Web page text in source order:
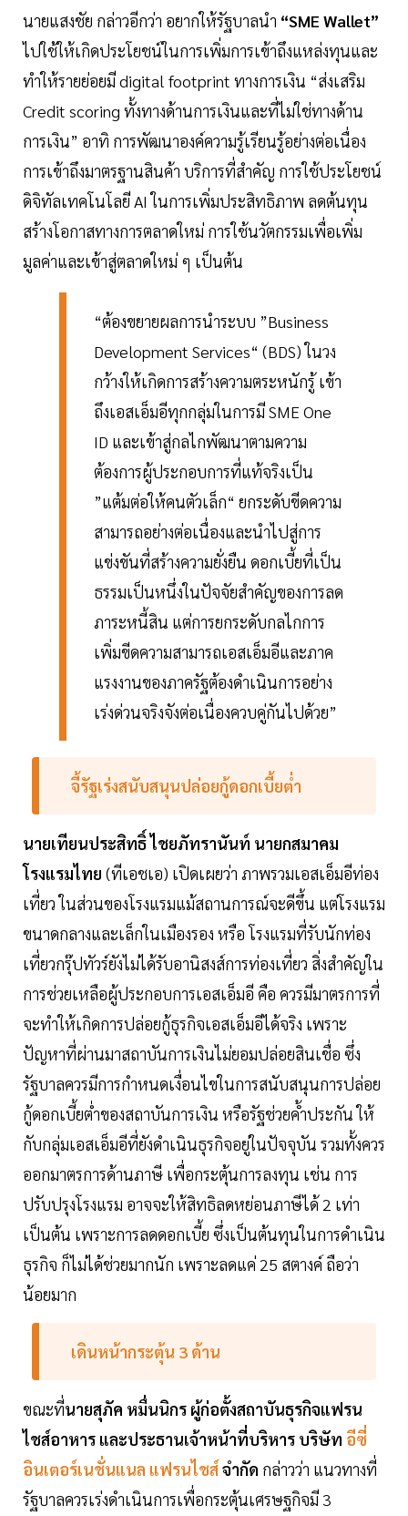
นายแสงชัย กล่าวอีกว่า อยากให้รัฐบาลนำ “SME Wallet”
ไปใช้ให้เกิดประโยชน์ในการเพิ่มการเข้าถึงแหล่งทุนและ
ทำให้รายย่อยมี digital footprint ทางการเงิน “ส่งเสริม
Credit scoring ทั้งทางด้านการเงินและที่ไม่ใช่ทางด้าน
การเงิน” อาทิ การพัฒนาองค์ความรู้เรียนรู้อย่างต่อเนื่อง
การเข้าถึงมาตรฐานสินค้า บริการที่สำคัญ การใช้ประโยชน์
ดิจิทัลเทคโนโลยี AI ในการเพิ่มประสิทธิภาพ ลดต้นทุน
สร้างโอกาสทางการตลาดใหม่ การใช้นวัตกรรมเพื่อเพิ่ม
มูลค่าและเข้าสู่ตลาดใหม่ ๆ เป็นต้น
“ต้องขยายผลการนำระบบ ”Business
Development Services“ (BDS) ในวง
กว้างให้เกิดการสร้างความตระหนักรู้ เข้า
ถึงเอสเอ็มอีทุกกลุ่มในการมี SME One
ID และเข้าสู่กลไกพัฒนาตามความ
ต้องการผู้ประกอบการที่แท้จริงเป็น
”แต้มต่อให้คนตัวเล็ก“ ยกระดับขีดความ
สามารถอย่างต่อเนื่องและนำไปสู่การ
แข่งขันที่สร้างความยั่งยืน ดอกเบี้ยที่เป็น
ธรรมเป็นหนึ่งในปัจจัยสำคัญของการลด
ภาระหนี้สิน แต่การยกระดับกลไกการ
เพิ่มขีดความสามารถเอสเอ็มอีและภาค
แรงงานของภาครัฐต้องดำเนินการอย่าง
เร่งด่วนจริงจังต่อเนื่องควบคู่กันไปด้วย”
จี้รัฐเร่งสนับสนุนปล่อยกู้ดอกเบี้ยต่ำ
นายเทียนประสิทธิ์ ไชยภัทรานันท์ นายกสมาคม
โรงแรมไทย (ทีเอชเอ) เปิดเผยว่า ภาพรวมเอสเอ็มอีท่อง
เที่ยว ในส่วนของโรงแรมแม้สถานการณ์จะดีขึ้น แต่โรงแรม
ขนาดกลางและเล็กในเมืองรอง หรือ โรงแรมที่รับนักท่อง
เที่ยวกรุ๊ปทัวร์ยังไม่ได้รับอานิสงส์การท่องเที่ยว สิ่งสำคัญใน
การช่วยเหลือผู้ประกอบการเอสเอ็มอี คือ ควรมีมาตรการที่
จะทำให้เกิดการปล่อยกู้ธุรกิจเอสเอ็มอีได้จริง เพราะ
ปัญหาที่ผ่านมาสถาบันการเงินไม่ยอมปล่อยสินเชื่อ ซึ่ง
รัฐบาลควรมีการกำหนดเงื่อนไขในการสนับสนุนการปล่อย
กู้ดอกเบี้ยต่ำของสถาบันการเงิน หรือรัฐช่วยค้ำประกัน ให้
กับกลุ่มเอสเอ็มอีที่ยังดำเนินธุรกิจอยู่ในปัจจุบัน รวมทั้งควร
ออกมาตรการด้านภาษี เพื่อกระตุ้นการลงทุน เช่น การ
ปรับปรุงโรงแรม อาจจะให้สิทธิลดหย่อนภาษีได้ 2 เท่า
เป็นต้น เพราะการลดดอกเบี้ย ซึ่งเป็นต้นทุนในการดำเนิน
ธุรกิจ ก็ไม่ได้ช่วยมากนัก เพราะลดแค่ 25 สตางค์ ถือว่า
น้อยมาก
เดินหน้ากระตุ้น 3 ด้าน
ขณะที่นายสุภัค หมื่นนิกร ผู้ก่อตั้งสถาบันธุรกิจแฟรน
ไชส์อาหาร และประธานเจ้าหน้าที่บริหาร บริษัท อีซี่
อินเตอร์เนชั่นแนล แฟรนไชส์จำกัด กล่าวว่า แนวทางที่
รัฐบาลควรเร่งดำเนินการเพื่อกระตุ้นเศรษฐกิจมี 3